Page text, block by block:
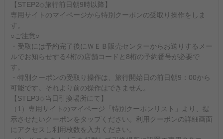
【STEP2◇旅行前日朝9時以降】
専用サイトのマイページから特別クーポンの受取り操作をしま
す。
○ご注意○
・受取には予約完了後にＷＥＢ販売センターからお送りするメー
ルでお知らせする4桁の店舗コードと8桁の予約番号が必要で
す。
・特別クーポンの受取り操作は、旅行開始日の前日朝9：00から
可能です。それより前の操作はできません。
【STEP3◇当日引換場所にて】
（1）専用サイトのマイページ「特別クーポンリスト」より、提
示させたいクーポンをタップください。利用クーポンの詳細画面
にアクセスし利用枚数を入力ください。